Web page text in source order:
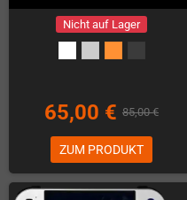
Nicht auf Lager
65,00 € 85,00 €
ZUM PRODUKT